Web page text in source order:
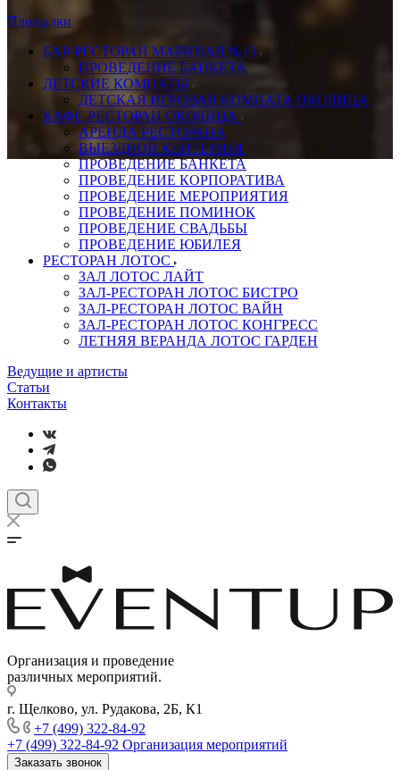
Площадки
БАР-РЕСТОРАН МАРИНАД №13
ПРОВЕДЕНИЕ БАНКЕТА
ДЕТСКИЕ КОМНАТЫ
ДЕТСКАЯ ИГРОВАЯ КОМНАТА ОКОЛИЦА
КАФЕ-РЕСТОРАН ОКОЛИЦА
АРЕНДА РЕСТОРАНА
ВЫЕЗДНОЙ КЕЙТЕРИНГ
ПРОВЕДЕНИЕ БАНКЕТА
ПРОВЕДЕНИЕ КОРПОРАТИВА
ПРОВЕДЕНИЕ МЕРОПРИЯТИЯ
ПРОВЕДЕНИЕ ПОМИНОК
ПРОВЕДЕНИЕ СВАДЬБЫ
ПРОВЕДЕНИЕ ЮБИЛЕЯ
РЕСТОРАН ЛОТОС
ЗАЛ ЛОТОС ЛАЙТ
ЗАЛ-РЕСТОРАН ЛОТОС БИСТРО
ЗАЛ-РЕСТОРАН ЛОТОС ВАЙН
ЗАЛ-РЕСТОРАН ЛОТОС КОНГРЕСС
ЛЕТНЯЯ ВЕРАНДА ЛОТОС ГАРДЕН
Ведущие и артисты
Статьи
Контакты
Организация и проведение
различных мероприятий.
г. Щелково, ул. Рудакова, 2Б, К1
+7 (499) 322-84-92
+7 (499) 322-84-92 Организация мероприятий
Заказать звонок